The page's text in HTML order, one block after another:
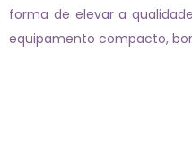
forma de elevar a
equipamento compacto,